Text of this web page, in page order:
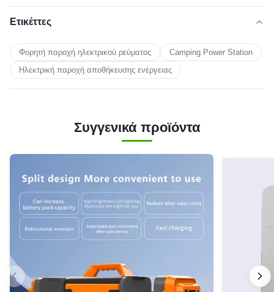
Ετικέττες
Φορητή παροχή ηλεκτρικού ρεύματος
Camping Power Station
Ηλεκτρική παροχή αποθήκευσης ενέργειας
Συγγενικά προϊόντα